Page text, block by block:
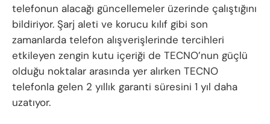
telefonun alacağı güncellemeler üzerinde çalıştığını
bildiriyor. Şarj aleti ve korucu kılıf gibi son
zamanlarda telefon alışverişlerinde tercihleri
etkileyen zengin kutu içeriği de TECNO’nun güçlü
olduğu noktalar arasında yer alırken TECNO
telefonla gelen 2 yıllık garanti süresini 1 yıl daha
uzatıyor.